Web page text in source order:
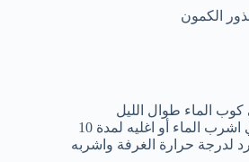
كوب الماء طوال الليل
في صباخ اليوم التالي اشرب الماء أو اغليه لمدة 10
لدرجة حرارة الغرفة واشربه